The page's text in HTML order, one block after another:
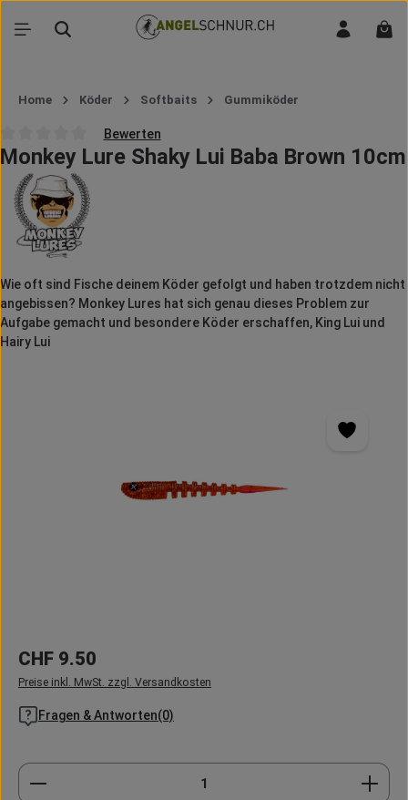
Zum Hauptinhalt springen
Home Köder Softbaits Gummiköder
Durchschnittliche Bewertung von 0 von 5 Sternen
Bewerten
Monkey Lure Shaky Lui Baba Brown 10cm
Wie oft sind Fische deinem Köder gefolgt und haben trotzdem nicht
angebissen? Monkey Lures hat sich genau dieses Problem zur
Aufgabe gemacht und besondere Köder erschaffen, King Lui und
Hairy Lui
Regulärer Preis:
CHF 9.50
Preise inkl. MwSt. zzgl. Versandkosten
Fragen & Antworten(0)
Produkt Anzahl: Gib den gewünschten Wert ein